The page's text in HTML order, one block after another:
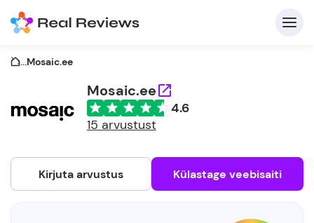
...Mosaic.ee
Mosaic.ee
4.6
15 arvustust
Kirjuta arvustus Külastage veebisaiti